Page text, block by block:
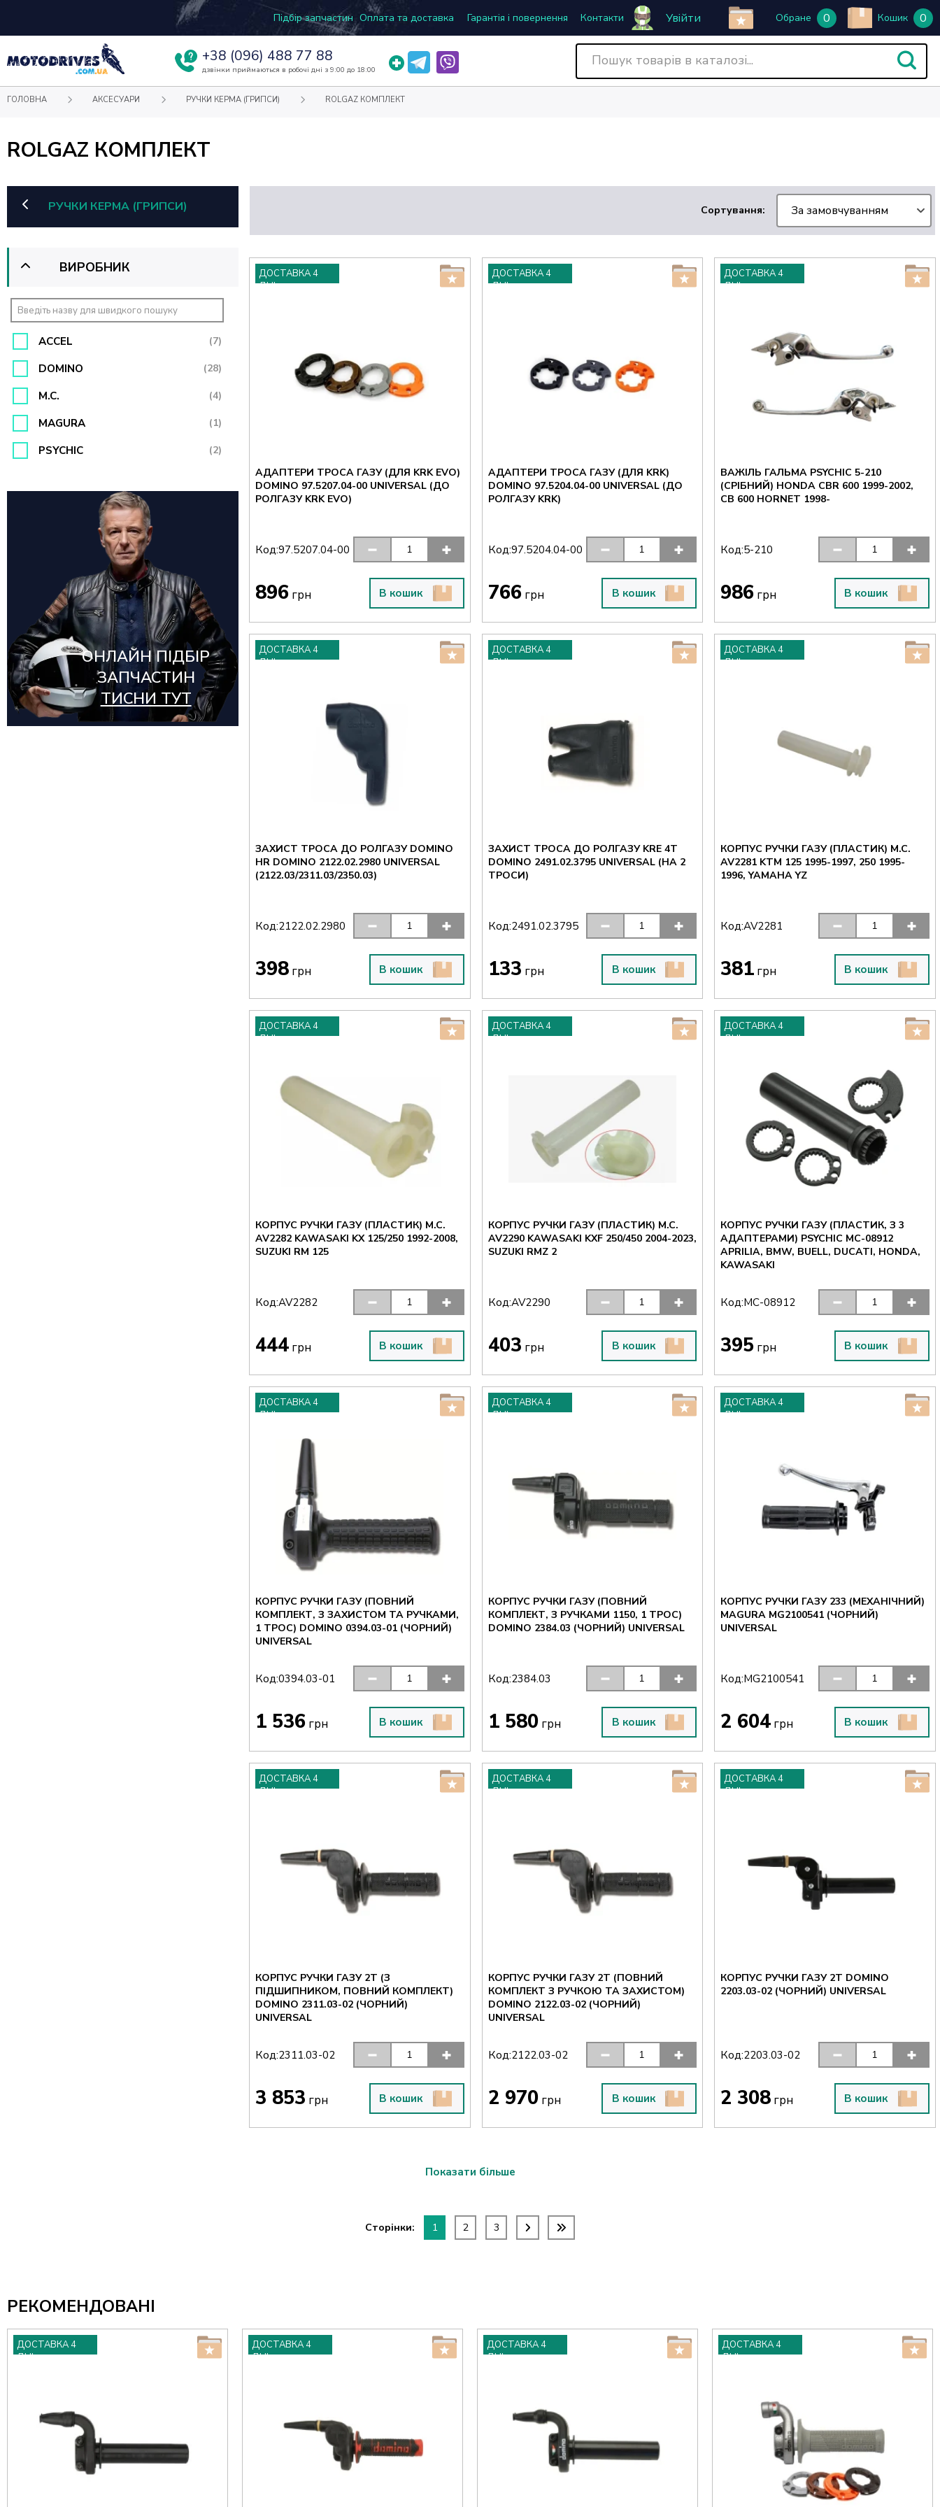
Підбір запчастин Оплата та доставка Гарантія і повернення Контакти Увійти Обране 0 Кошик 0
+38 (096) 488 77 88
дзвінки приймаються в робочі дні з 9:00 до 18:00
ГОЛОВНА АКСЕСУАРИ РУЧКИ КЕРМА (ГРИПСИ) ROLGAZ КОМПЛЕКТ
ROLGAZ КОМПЛЕКТ
РУЧКИ КЕРМА (ГРИПСИ)
ВИРОБНИК
ACCEL (7)
DOMINO (28)
M.C. (4)
MAGURA (1)
PSYCHIC (2)
ОНЛАЙН ПІДБІР
ЗАПЧАСТИН
ТИСНИ ТУТ
Сортування: За замовчуванням
ДОСТАВКА 4
ДНІ
АДАПТЕРИ ТРОСА ГАЗУ (ДЛЯ KRK EVO)
DOMINO 97.5207.04-00 UNIVERSAL (ДО
РОЛГАЗУ KRK EVO)
Код:97.5207.04-00
896 грн В кошик
ДОСТАВКА 4
ДНІ
АДАПТЕРИ ТРОСА ГАЗУ (ДЛЯ KRK)
DOMINO 97.5204.04-00 UNIVERSAL (ДО
РОЛГАЗУ KRK)
Код:97.5204.04-00
766 грн В кошик
ДОСТАВКА 4
ДНІ
ВАЖІЛЬ ГАЛЬМА PSYCHIC 5-210
(СРІБНИЙ) HONDA CBR 600 1999-2002,
CB 600 HORNET 1998-
Код:5-210
986 грн В кошик
ДОСТАВКА 4
ДНІ
ЗАХИСТ ТРОСА ДО РОЛГАЗУ DOMINO
HR DOMINO 2122.02.2980 UNIVERSAL
(2122.03/2311.03/2350.03)
Код:2122.02.2980
398 грн В кошик
ДОСТАВКА 4
ДНІ
ЗАХИСТ ТРОСА ДО РОЛГАЗУ KRE 4T
DOMINO 2491.02.3795 UNIVERSAL (НА 2
ТРОСИ)
Код:2491.02.3795
133 грн В кошик
ДОСТАВКА 4
ДНІ
КОРПУС РУЧКИ ГАЗУ (ПЛАСТИК) M.C.
AV2281 KTM 125 1995-1997, 250 1995-
1996, YAMAHA YZ
Код:AV2281
381 грн В кошик
ДОСТАВКА 4
ДНІ
КОРПУС РУЧКИ ГАЗУ (ПЛАСТИК) M.C.
AV2282 KAWASAKI KX 125/250 1992-2008,
SUZUKI RM 125
Код:AV2282
444 грн В кошик
ДОСТАВКА 4
ДНІ
КОРПУС РУЧКИ ГАЗУ (ПЛАСТИК) M.C.
AV2290 KAWASAKI KXF 250/450 2004-2023,
SUZUKI RMZ 2
Код:AV2290
403 грн В кошик
ДОСТАВКА 4
ДНІ
КОРПУС РУЧКИ ГАЗУ (ПЛАСТИК, З 3
АДАПТЕРАМИ) PSYCHIC MC-08912
APRILIA, BMW, BUELL, DUCATI, HONDA,
KAWASAKI
Код:MC-08912
395 грн В кошик
ДОСТАВКА 4
ДНІ
КОРПУС РУЧКИ ГАЗУ (ПОВНИЙ
КОМПЛЕКТ, З ЗАХИСТОМ ТА РУЧКАМИ,
1 ТРОС) DOMINO 0394.03-01 (ЧОРНИЙ)
UNIVERSAL
Код:0394.03-01
1 536 грн В кошик
ДОСТАВКА 4
ДНІ
КОРПУС РУЧКИ ГАЗУ (ПОВНИЙ
КОМПЛЕКТ, З РУЧКАМИ 1150, 1 ТРОС)
DOMINO 2384.03 (ЧОРНИЙ) UNIVERSAL
Код:2384.03
1 580грн В кошик
ДОСТАВКА 4
ДНІ
КОРПУС РУЧКИ ГАЗУ 233 (МЕХАНІЧНИЙ)
MAGURA MG2100541 (ЧОРНИЙ)
UNIVERSAL
Код:MG2100541
2 604 грн В кошик
ДОСТАВКА 4
ДНІ
КОРПУС РУЧКИ ГАЗУ 2T (З
ПІДШИПНИКОМ, ПОВНИЙ КОМПЛЕКТ)
DOMINO 2311.03-02 (ЧОРНИЙ)
UNIVERSAL
Код:2311.03-02
3 853 грн В кошик
ДОСТАВКА 4
ДНІ
КОРПУС РУЧКИ ГАЗУ 2T (ПОВНИЙ
КОМПЛЕКТ З РУЧКОЮ ТА ЗАХИСТОМ)
DOMINO 2122.03-02 (ЧОРНИЙ)
UNIVERSAL
Код:2122.03-02
2 970грн В кошик
ДОСТАВКА 4
ДНІ
КОРПУС РУЧКИ ГАЗУ 2T DOMINO
2203.03-02 (ЧОРНИЙ) UNIVERSAL
Код:2203.03-02
2 308 грн В кошик
Показати більше
Сторінки: 1 2 3
РЕКОМЕНДОВАНІ
ДОСТАВКА 4
ДНІ
ДОСТАВКА 4
ДНІ
ДОСТАВКА 4
ДНІ
ДОСТАВКА 4
ДНІ